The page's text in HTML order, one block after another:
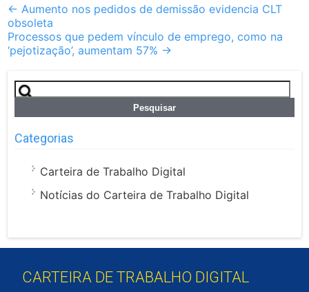
Post
navigation
← Aumento nos pedidos de demissão evidencia CLT
obsoleta
Processos que pedem vínculo de emprego, como na
‘pejotização’, aumentam 57% →
Pesquisar
por:
Categorias
Carteira de Trabalho Digital
Notícias do Carteira de Trabalho Digital
CARTEIRA DE TRABALHO DIGITAL